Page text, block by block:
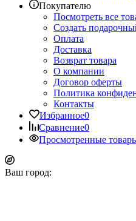
Покупателю
Посмотреть все
Создать
Оплата
Доставка
Возврат товара
О компании
Договор оферты
Политика
Контакты
Избранное0
Сравнение0
Просмотренные
Ваш город: